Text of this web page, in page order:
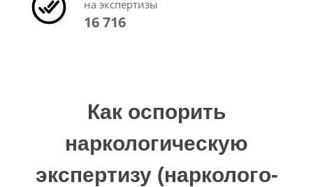
на экспертизы
16 716
Как оспорить
наркологическую
экспертизу (нарколого-